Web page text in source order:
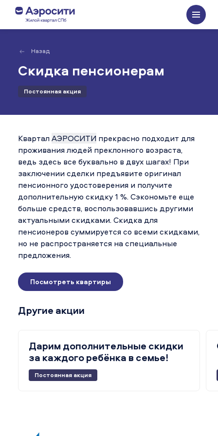
Назад
Скидка пенсионерам
Постоянная акция
КварталАЭРОСИТИ прекрасно подходит для
проживания людей преклонного возраста,
ведь здесь все буквально в двух шагах! При
заключении сделки предъявите оригинал
пенсионного удостоверения и получите
дополнительную скидку 1 %. Сэкономьте еще
больше средств, воспользовавшись другими
актуальными скидками. Скидка для
пенсионеров суммируется со всеми скидками,
но не распространяется на специальные
предложения.
Посмотреть квартиры
Другие акции
Дарим дополнительные скидки
за каждого ребёнка в семье!
Постоянная акция